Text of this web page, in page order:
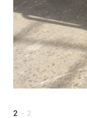
2 - 2